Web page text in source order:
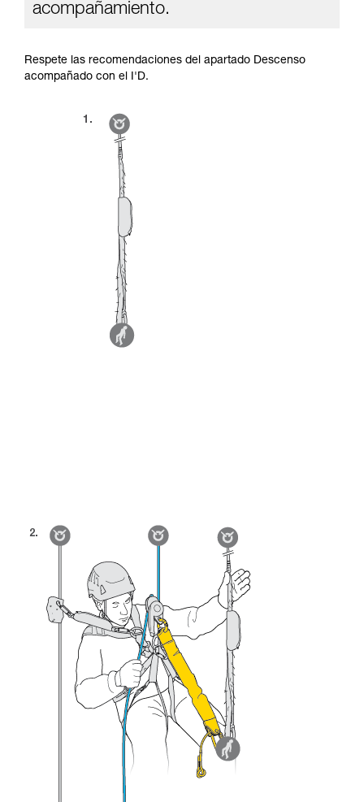
acompañamiento.
Respete las recomendaciones del apartado Descenso
acompañado con el I'D.